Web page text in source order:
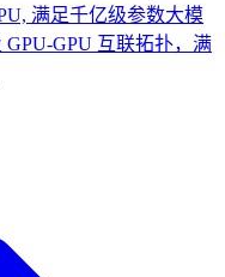
满足千亿级参数大模
GPU 互联拓扑，满